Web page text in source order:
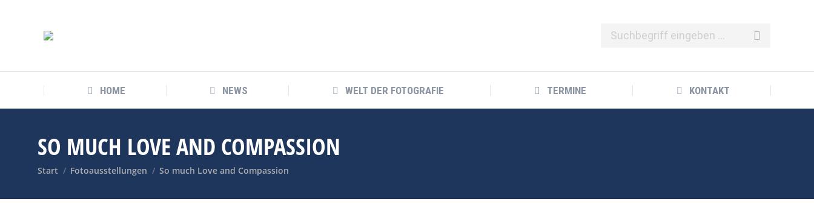
HOME NEWS WELT DER FOTOGRAFIE TERMINE KONTAKT
SO MUCH LOVE AND COMPASSION
Sie befinden sich hier:
Start Fotoausstellungen So much Love and Compassion